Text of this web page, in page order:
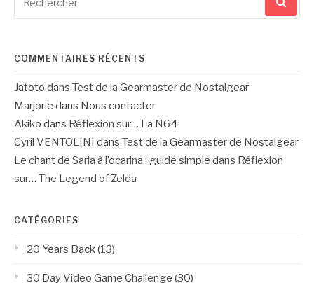
pour
COMMENTAIRES RÉCENTS
Jatoto dans Test de la Gearmaster de Nostalgear
Marjorie dans Nous contacter
Akiko dans Réflexion sur… La N64
Cyril VENTOLINI dans Test de la Gearmaster de Nostalgear
Le chant de Saria à l’ocarina : guide simple dans Réflexion
sur… The Legend of Zelda
CATÉGORIES
20 Years Back (13)
30 Day Video Game Challenge (30)